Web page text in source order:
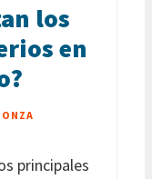
los
en
principales